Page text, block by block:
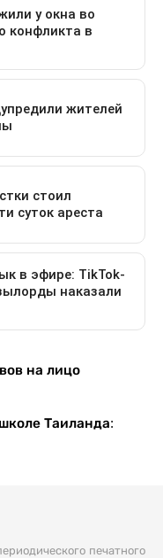
на лицо
Таиланда:
печатного